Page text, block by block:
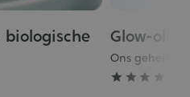
Glow-olie
Ons geheim
Grade
:
5/5
   